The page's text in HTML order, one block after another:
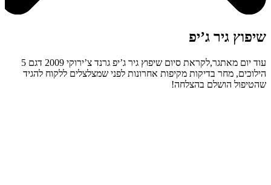
שיפוץ גיר ג’יפ
עוד יום מאתגר,לקראת סיום שיפוץ גיר ג’יפ גרנד צ’ירוקי 2009 דגם 5
הילוכים, מחר בדיקות מקיפות אחרונות לפני שמצלצלים ללקוח להגיד
שהטיפול הושלם בהצלחה!